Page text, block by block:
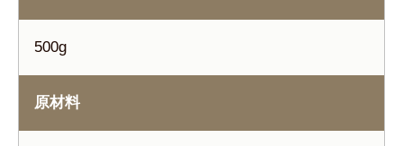
500g
原材料